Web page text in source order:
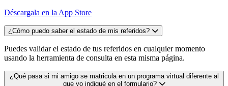
Déscargala en la App Store
¿Cómo puedo saber el estado de mis referidos?
Puedes validar el estado de tus referidos en cualquier momento
usando la herramienta de consulta en esta misma página.
¿Qué pasa si mi amigo se matricula en un programa virtual diferente al
que yo indiqué en el formulario?